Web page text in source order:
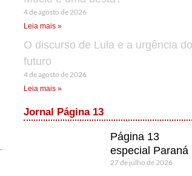
4 de agosto de 2026
Leia mais »
O discurso de Lula e a urgência do
futuro
4 de agosto de 2026
Leia mais »
Jornal Página 13
Página 13
especial Paraná
27 de julho de 2026